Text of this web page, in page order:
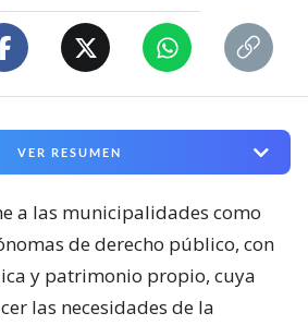
VER RESUMEN
a las municipalidades como
de derecho público, con
y patrimonio propio, cuya
las necesidades de la